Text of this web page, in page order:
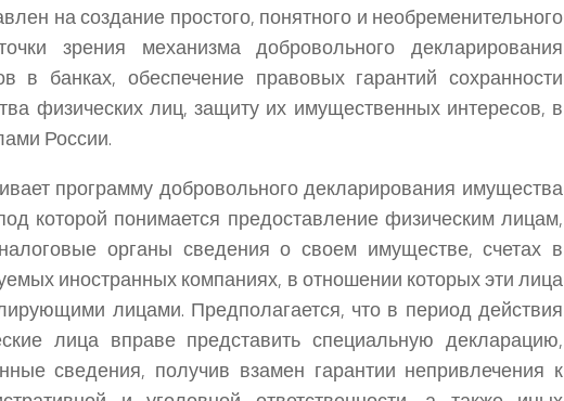
на создание простого, понятного и необременительного
зрения механизма добровольного декларирования
в банках, обеспечение правовых гарантий сохранности
физических лиц, защиту их имущественных интересов, в
России.
программу добровольного декларирования имущества
которой понимается предоставление физическим лицам,
органы сведения о своем имуществе, счетах в
иностранных компаниях, в отношении которых эти лица
лицами. Предполагается, что в период действия
лица вправе представить специальную декларацию,
сведения, получив взамен гарантии непривлечения к